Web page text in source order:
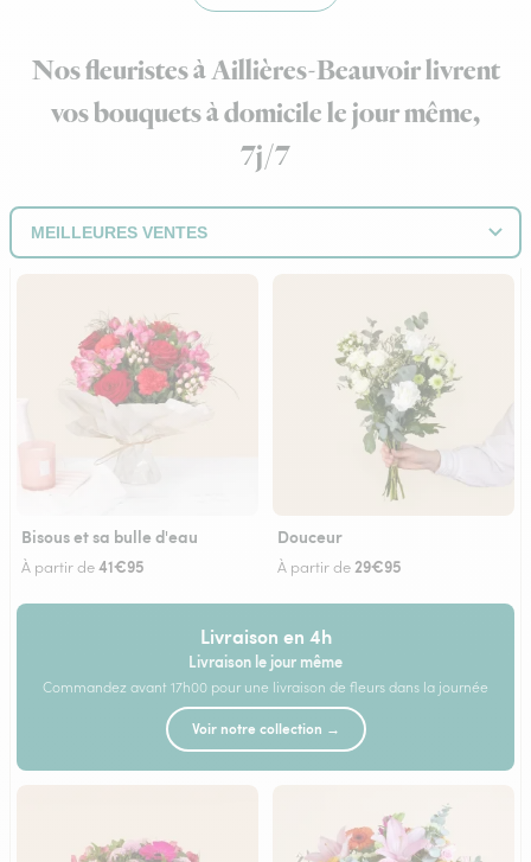
Nos fleuristes à Aillières-Beauvoir livrent
vos bouquets à domicile le jour même,
7j/7
Bisous et sa bulle d'eau
À partir de41€95
Douceur
À partir de29€95
Livraison en 4h
Livraison le jour même
Commandez avant 17h00 pour une livraison de fleurs dans la journée
Voir notre collection →